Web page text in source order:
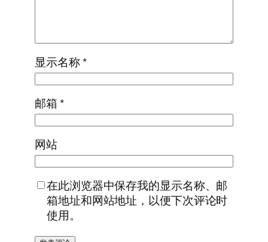
显示名称*
邮箱*
网站
在此浏览器中保存我的显示名称、邮
箱地址和网站地址，以便下次评论时
使用。